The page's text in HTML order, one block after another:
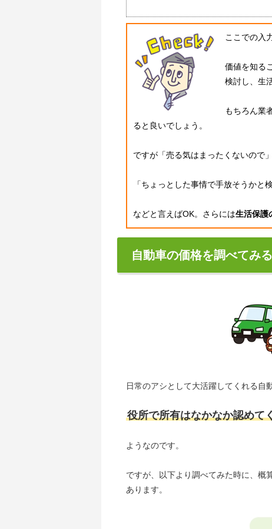
ここでの入
価値を知る
検討し、生
もちろん業
ると良いでしょう。
ですが「売る気はまったくないので
「ちょっとした事情で手放そうかと
などと言えばOK。さらには生活保護
自動車の価格を調べてみる
日常のアシとして大活躍してくれる自
役所で所有はなかなか認めて
ようなのです。
ですが、以下より調べてみた時に、概
あります。